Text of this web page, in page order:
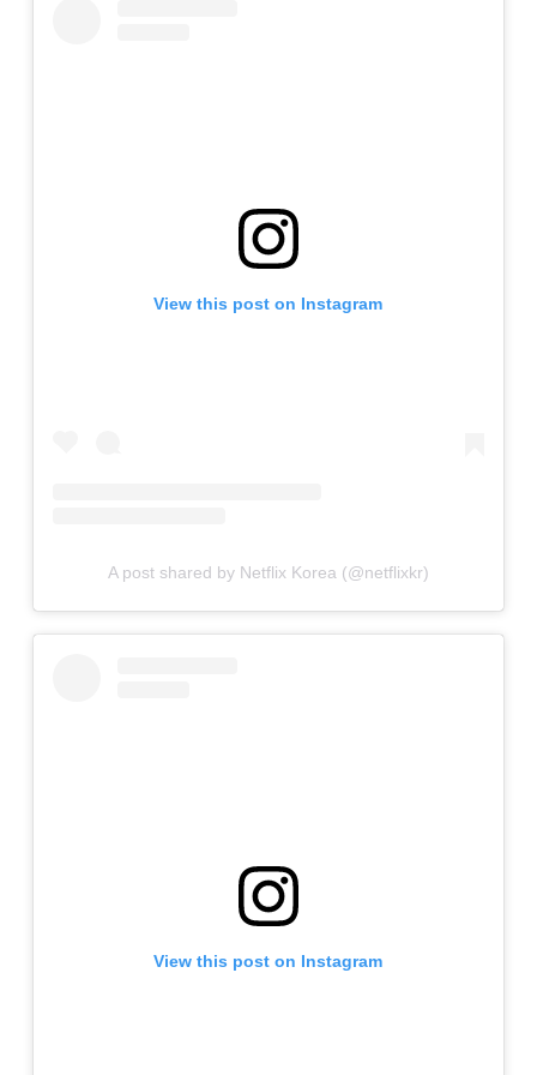
View this post on Instagram
A post shared by Netflix Korea (@netflixkr)
View this post on Instagram